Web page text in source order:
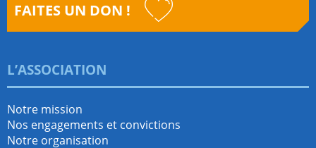
FAITES UN DON !
L’ASSOCIATION
Notre mission
Nos engagements et convictions
Notre organisation